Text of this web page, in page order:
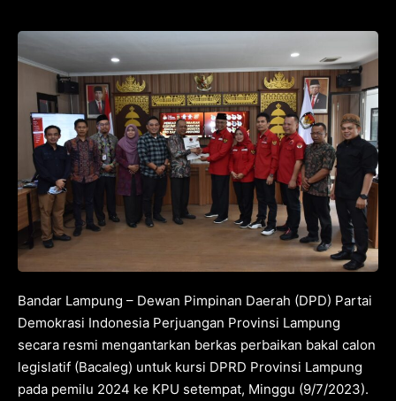
Bandar Lampung – Dewan Pimpinan Daerah (DPD) Partai
Demokrasi Indonesia Perjuangan Provinsi Lampung
secara resmi mengantarkan berkas perbaikan bakal calon
legislatif (Bacaleg) untuk kursi DPRD Provinsi Lampung
pada pemilu 2024 ke KPU setempat, Minggu (9/7/2023).